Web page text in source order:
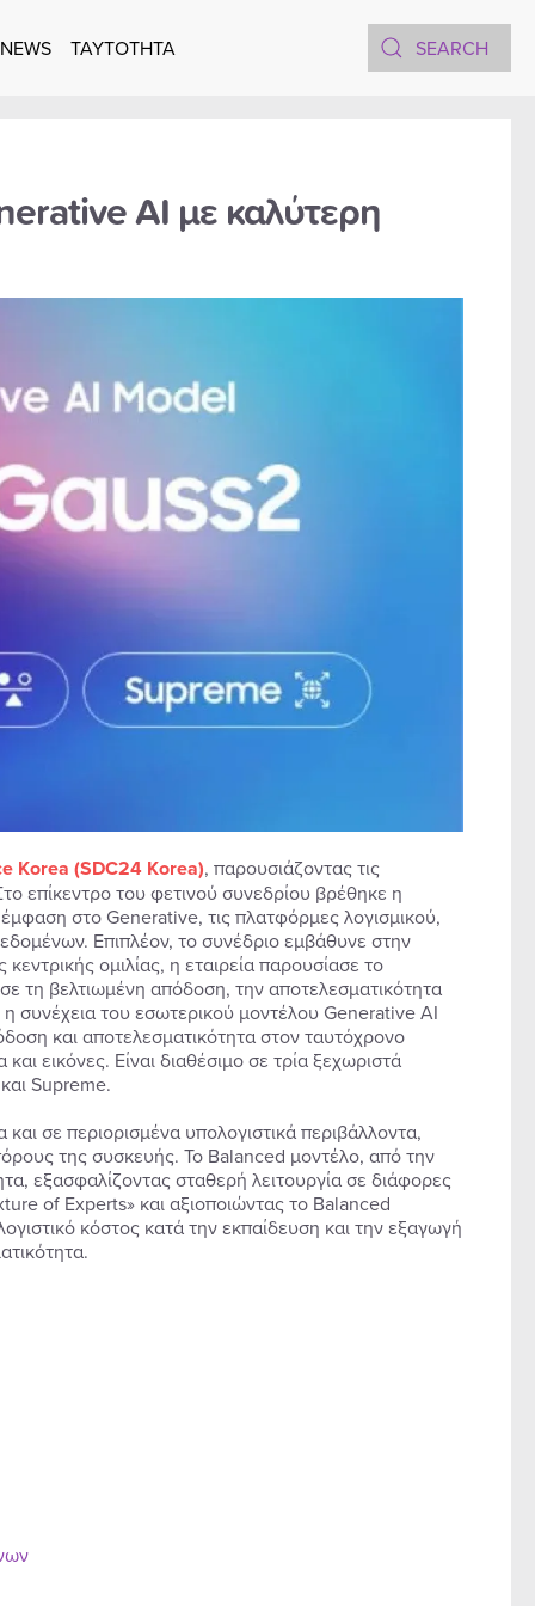
TAYTOTHTA
AI με καλύτερη
Korea (SDC24 Korea), παρουσιάζοντας τις
επίκεντρο του φετινού συνεδρίου βρέθηκε η
στο Generative, τις πλατφόρμες λογισμικού,
Επιπλέον, το συνέδριο εμβάθυνε στην
ομιλίας, η εταιρεία παρουσίασε το
τη βελτιωμένη απόδοση, την αποτελεσματικότητα
συνέχεια του εσωτερικού μοντέλου Generative AI
και αποτελεσματικότητα στον ταυτόχρονο
εικόνες. Είναι διαθέσιμο σε τρία ξεχωριστά
Supreme.
σε περιορισμένα υπολογιστικά περιβάλλοντα,
της συσκευής. Το Balanced μοντέλο, από την
εξασφαλίζοντας σταθερή λειτουργία σε διάφορες
of Experts» και αξιοποιώντας το Balanced
κόστος κατά την εκπαίδευση και την εξαγωγή